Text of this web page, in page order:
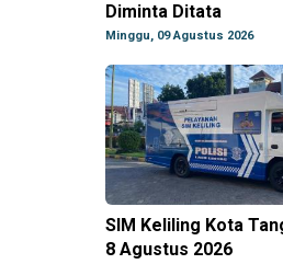
Diminta Ditata
Minggu, 09 Agustus 2026
SIM Keliling Kota
8 Agustus 2026